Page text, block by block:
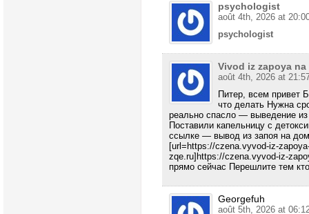
psychologist
août 4th, 2026 at
psychologist
Vivod iz zapoya
août 4th, 2026 at
Питер, всем привет
что делать Нужна
реально спасло — выведение из
Поставили капельницу с
ссылке — вывод из запоя на
[url=https://czena.vyvod-iz-
zqe.ru]https://czena.vyvod-iz-
прямо сейчас Перешлите тем
Georgefuh
août 5th, 2026 at